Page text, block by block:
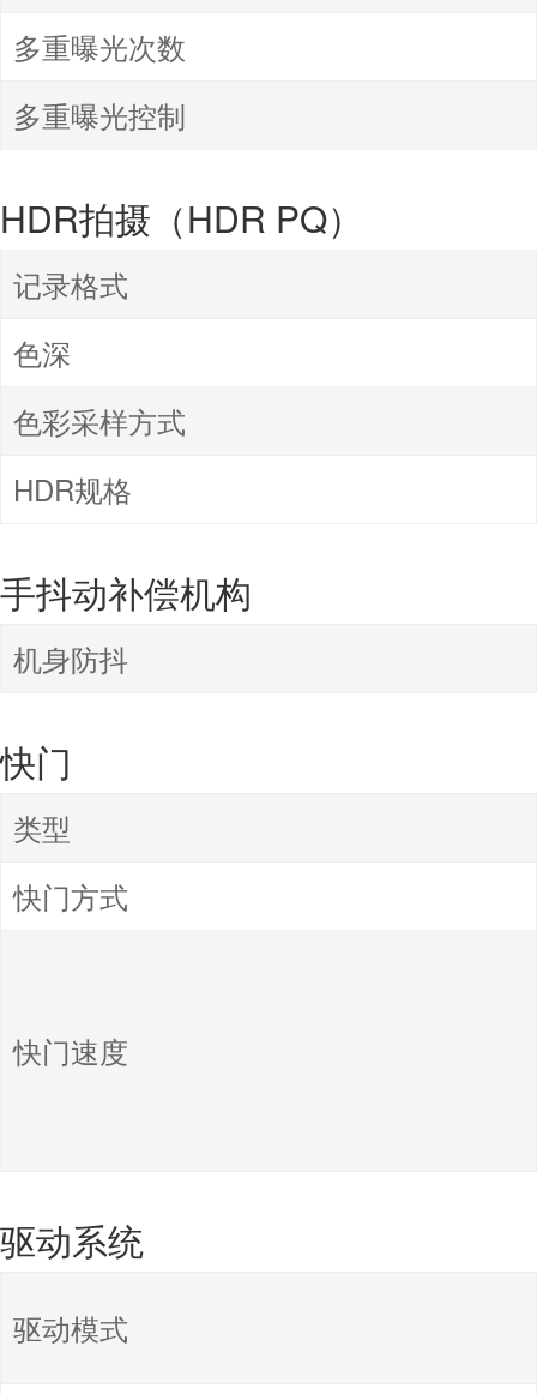
多重曝光次数
多重曝光控制
HDR拍摄（HDR PQ）
记录格式
色深
色彩采样方式
HDR规格
手抖动补偿机构
机身防抖
快门
类型
快门方式
快门速度
驱动系统
驱动模式